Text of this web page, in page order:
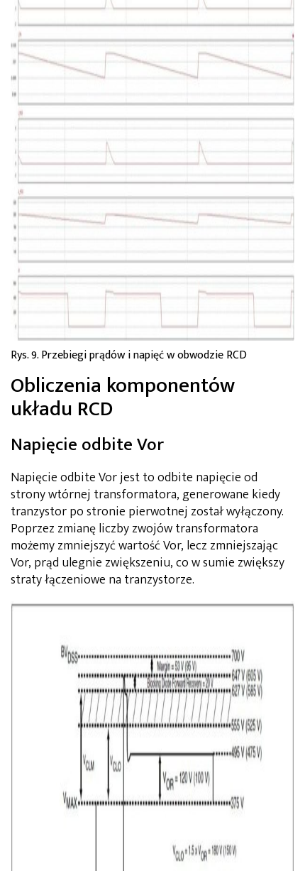
Rys. 9. Przebiegi prądów i napięć w obwodzie RCD
Obliczenia komponentów
układu RCD
Napięcie odbite Vor
Napięcie odbite Vor jest to odbite napięcie od
strony wtórnej transformatora, generowane kiedy
tranzystor po stronie pierwotnej został wyłączony.
Poprzez zmianę liczby zwojów transformatora
możemy zmniejszyć wartość Vor, lecz zmniejszając
Vor, prąd ulegnie zwiększeniu, co w sumie zwiększy
straty łączeniowe na tranzystorze.